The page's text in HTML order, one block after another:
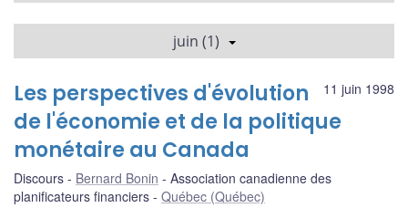
juin (1)
11 juin 1998
Les perspectives d'évolution
de l'économie et de la politique
monétaire au Canada
Discours Bernard Bonin
Association canadienne des
planificateurs financiers
Québec (Québec)